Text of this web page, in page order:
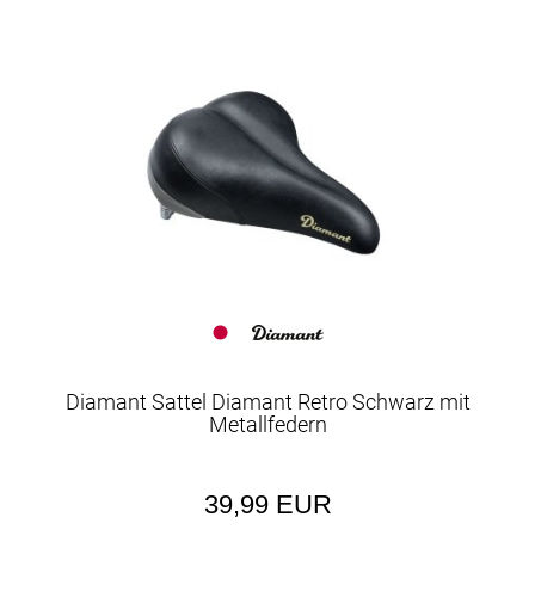
Diamant Sattel Diamant Retro Schwarz mit
Metallfedern
39,99 EUR